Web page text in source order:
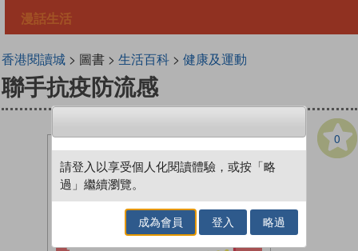
漫話生活
香港閱讀城> 圖書 > 生活百科> 健康及運動
聯手抗疫防流感
0
請登入以享受個人化閱讀體驗，或按「略
過」繼續瀏覽。
成為會員 登入 略過